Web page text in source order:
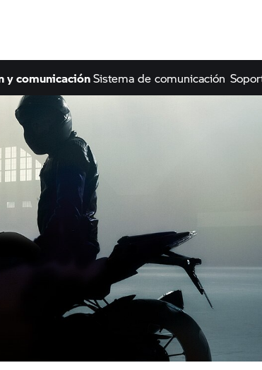
y comunicaciónSistema de comunicación